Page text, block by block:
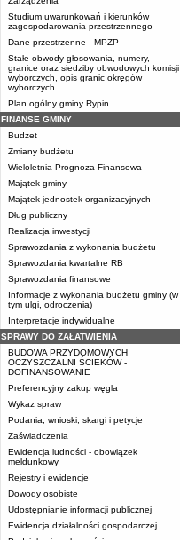
Studium uwarunkowań i kierunków
zagospodarowania przestrzennego
Dane przestrzenne - MPZP
Stałe obwody głosowania, numery,
granice oraz siedziby obwodowych komisji
wyborczych, opis granic okręgów
wyborczych
Plan ogólny gminy Rypin
FINANSE GMINY
Budżet
Zmiany budżetu
Wieloletnia Prognoza Finansowa
Majątek gminy
Majątek jednostek organizacyjnych
Dług publiczny
Realizacja inwestycji
Sprawozdania z wykonania budżetu
Sprawozdania kwartalne RB
Sprawozdania finansowe
Informacje z wykonania budżetu gminy (w
tym ulgi, odroczenia)
Interpretacje indywidualne
SPRAWY DO ZAŁATWIENIA
BUDOWA PRZYDOMOWYCH
OCZYSZCZALNI ŚCIEKÓW -
DOFINANSOWANIE
Preferencyjny zakup węgla
Wykaz spraw
Podania, wnioski, skargi i petycje
Zaświadczenia
Ewidencja ludności - obowiązek
meldunkowy
Rejestry i ewidencje
Dowody osobiste
Udostępnianie informacji publicznej
Ewidencja działalności gospodarczej